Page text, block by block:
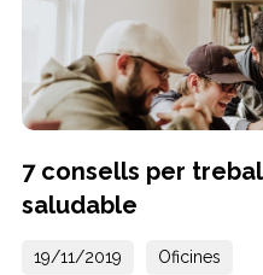
7 consells per
saludable
19/11/2019 Oficines